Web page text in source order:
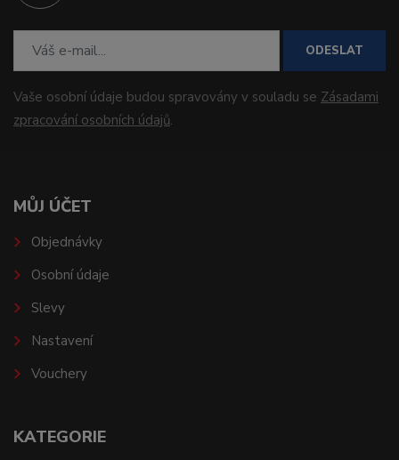
ODESLAT
Vaše osobní údaje budou spravovány v souladu se Zásadami
zpracování osobních údajů.
MŮJ ÚČET
Objednávky
Osobní údaje
Slevy
Nastavení
Vouchery
KATEGORIE